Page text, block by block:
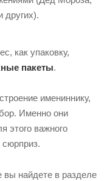
других).
как упаковку,
пакеты.
имениннику,
Именно они
этого важного
сюрприз.
найдете в разделе